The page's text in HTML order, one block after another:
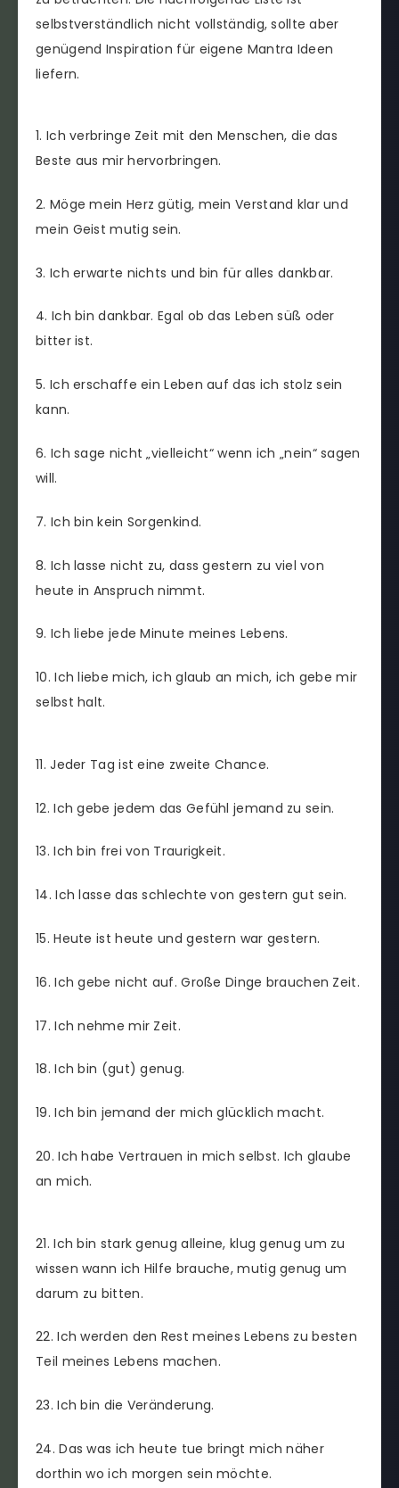
selbstverständlich nicht vollständig, sollte aber
genügend Inspiration für eigene Mantra Ideen
liefern.
1. Ich verbringe Zeit mit den Menschen, die das
Beste aus mir hervorbringen.
2. Möge mein Herz gütig, mein Verstand klar und
mein Geist mutig sein.
3. Ich erwarte nichts und bin für alles dankbar.
4. Ich bin dankbar. Egal ob das Leben süß oder
bitter ist.
5. Ich erschaffe ein Leben auf das ich stolz sein
kann.
6. Ich sage nicht „vielleicht“ wenn ich „nein“ sagen
will.
7. Ich bin kein Sorgenkind.
8. Ich lasse nicht zu, dass gestern zu viel von
heute in Anspruch nimmt.
9. Ich liebe jede Minute meines Lebens.
10. Ich liebe mich, ich glaub an mich, ich gebe mir
selbst halt.
11. Jeder Tag ist eine zweite Chance.
12. Ich gebe jedem das Gefühl jemand zu sein.
13. Ich bin frei von Traurigkeit.
14. Ich lasse das schlechte von gestern gut sein.
15. Heute ist heute und gestern war gestern.
16. Ich gebe nicht auf. Große Dinge brauchen Zeit.
17. Ich nehme mir Zeit.
18. Ich bin (gut) genug.
19. Ich bin jemand der mich glücklich macht.
20. Ich habe Vertrauen in mich selbst. Ich glaube
an mich.
21. Ich bin stark genug alleine, klug genug um zu
wissen wann ich Hilfe brauche, mutig genug um
darum zu bitten.
22. Ich werden den Rest meines Lebens zu besten
Teil meines Lebens machen.
23. Ich bin die Veränderung.
24. Das was ich heute tue bringt mich näher
dorthin wo ich morgen sein möchte.